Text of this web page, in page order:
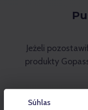
Súhlas
Jeżeli
produkty